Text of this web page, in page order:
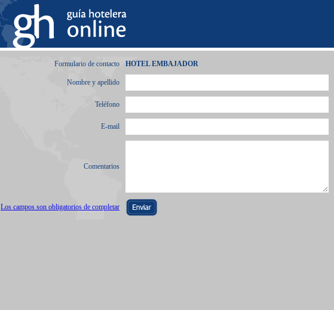
Formulario de contacto HOTEL EMBAJADOR
Nombre y apellido
Teléfono
E-mail
Comentarios
Los campos son obligatorios de completar